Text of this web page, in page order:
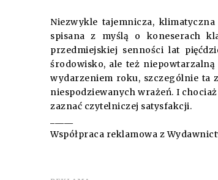
Niezwykle tajemnicza,
spisana z myślą o koneserach
przedmiejskiej senności lat
środowisko, ale też
wydarzeniem roku, szczególnie ta
niespodziewanych wrażeń. I
zaznać czytelniczej satysfakcji.
Współpraca reklamowa z